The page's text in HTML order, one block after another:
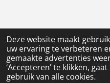
Deze website maakt
uw ervaring te verbeteren
gemaakte advertenties
‘Accepteren’ te klikken,
gebruik van alle cookies.